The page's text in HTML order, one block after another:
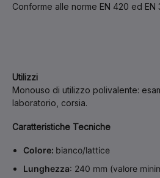
Conforme alle norme EN 420 ed EN
Utilizzi
Monouso di utilizzo polivalente:
laboratorio, corsia.
Caratteristiche Tecniche
Colore: bianco/lattice
Lunghezza: 240 mm (valore